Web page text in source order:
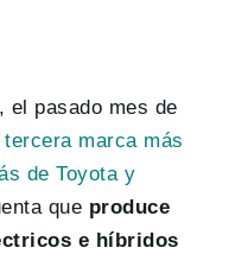
el pasado mes de
marca más
de Toyota y
que produce
e híbridos